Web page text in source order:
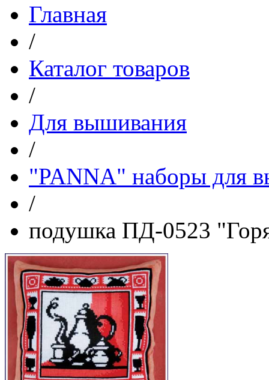
Главная
/
Каталог товаров
/
Для вышивания
/
"PANNA" наборы для
/
подушка ПД-0523